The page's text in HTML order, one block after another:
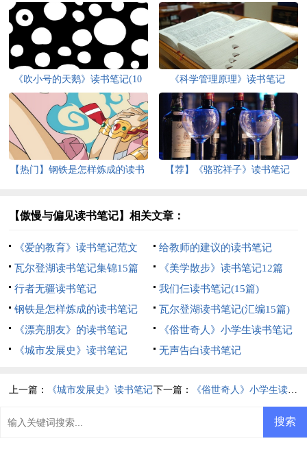
《吹小号的天鹅》读书笔记(10
篇)
《科学管理原理》读书笔记
【热门】钢铁是怎样炼成的读书
【荐】《骆驼祥子》读书笔记
【傲慢与偏见读书笔记】相关文章：
《爱的教育》读书笔记范文
给教师的建议的读书笔记
瓦尔登湖读书笔记集锦15篇
《美学散步》读书笔记12篇
行者无疆读书笔记
我们仨读书笔记(15篇)
钢铁是怎样炼成的读书笔记
【推荐】
瓦尔登湖读书笔记(汇编15篇)
《漂亮朋友》的读书笔记
《俗世奇人》小学生读书笔记
《城市发展史》读书笔记
无声告白读书笔记
上一篇： 《城市发展史》读书笔记下一篇： 《俗世奇人》小学生读书笔记